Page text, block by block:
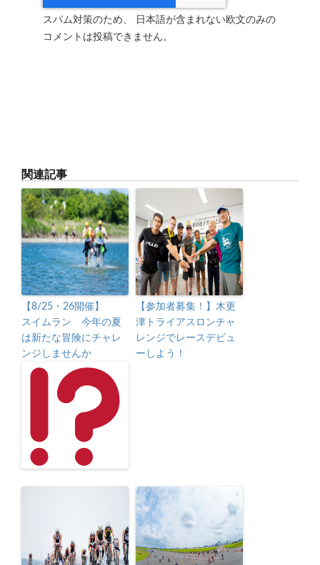
スパム対策のため、 日本語が含まれない欧文のみの
コメントは投稿できません。
関連記事
【8/25・26開催】
スイムラン 今年の夏
は新たな冒険にチャレ
ンジしませんか
【参加者募集！】木更
津トライアスロンチャ
レンジでレースデビュ
ーしよう！